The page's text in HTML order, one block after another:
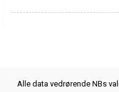
Alle data vedrørende NBs